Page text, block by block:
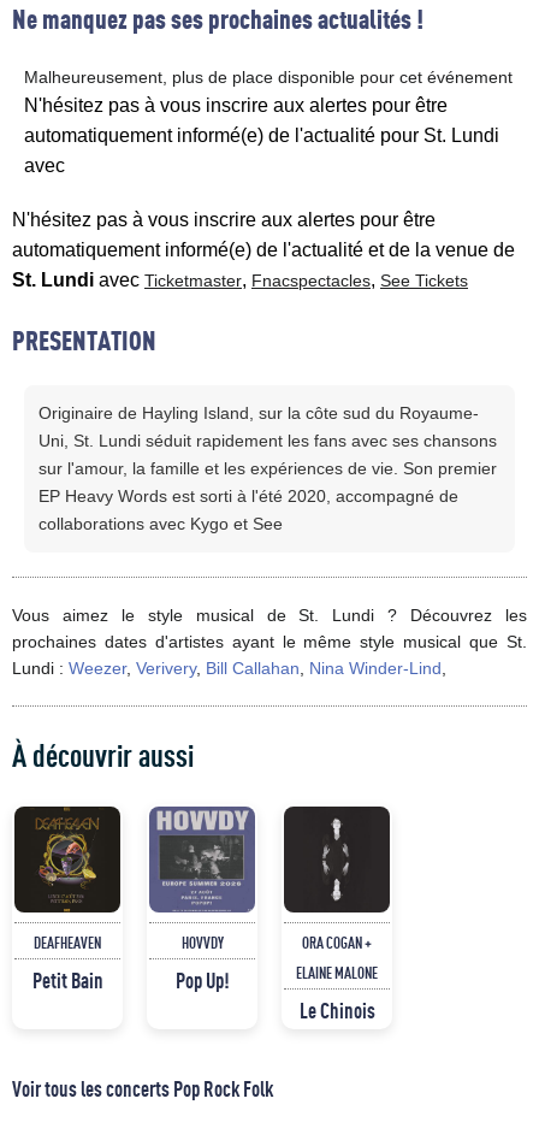
Ne manquez pas ses prochaines actualités !
Malheureusement, plus de place disponible pour cet événement
N'hésitez pas à vous inscrire aux alertes pour être
automatiquement informé(e) de l'actualité pour St. Lundi
avec
N'hésitez pas à vous inscrire aux alertes pour être
automatiquement informé(e) de l'actualité et de la venue de
St. Lundi avec Ticketmaster, Fnacspectacles, See Tickets
PRESENTATION
Originaire de Hayling Island, sur la côte sud du Royaume-
Uni, St. Lundi séduit rapidement les fans avec ses chansons
sur l'amour, la famille et les expériences de vie. Son premier
EP Heavy Words est sorti à l'été 2020, accompagné de
collaborations avec Kygo et See
Vous aimez le style musical de St. Lundi ? Découvrez les
prochaines dates d'artistes ayant le même style musical que St.
Lundi : Weezer, Verivery, Bill Callahan Nina Winder-Lind
À découvrir aussi
DEAFHEAVEN
Petit Bain
HOVVDY
Pop Up!
ORA COGAN +
ELAINE MALONE
Le Chinois
Voir tous les concerts Pop Rock Folk